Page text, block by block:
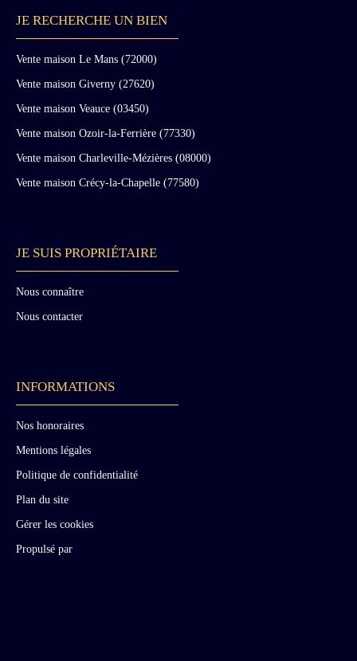
JE RECHERCHE UN BIEN
Vente maison Le Mans (72000)
Vente maison Giverny (27620)
Vente maison Veauce (03450)
Vente maison Ozoir-la-Ferrière (77330)
Vente maison Charleville-Mézières (08000)
Vente maison Crécy-la-Chapelle (77580)
JE SUIS PROPRIÉTAIRE
Nous connaître
Nous contacter
INFORMATIONS
Nos honoraires
Mentions légales
Politique de confidentialité
Plan du site
Gérer les cookies
Propulsé par